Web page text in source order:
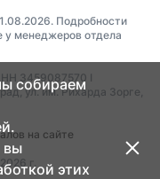
Подробности
у менеджеров отдела
3459087570 I
ул. им. Рихарда Зорге,
на сайте
г.
собираем
вы
этих